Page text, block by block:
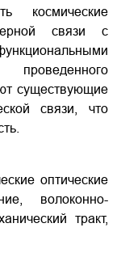
космические
связи с
проведенного
существующие
связи, что
оптические
волоконно-
тракт,